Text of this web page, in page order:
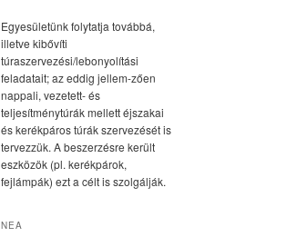
Egyesületünk folytatja továbbá,
illetve kibővíti
túraszervezési/lebonyolítási
feladatait; az eddig jellem-zően
nappali, vezetett- és
teljesítménytúrák mellett éjszakai
és kerékpáros túrák szervezését is
tervezzük. A beszerzésre került
eszközök (pl. kerékpárok,
fejlámpák) ezt a célt is szolgálják.
NEA